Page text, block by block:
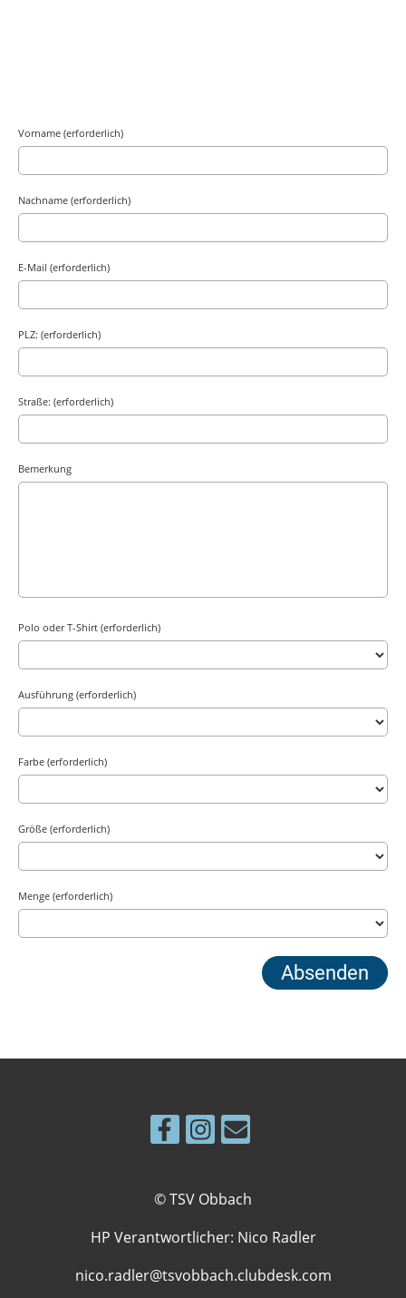
Vorname (erforderlich)
Nachname (erforderlich)
E-Mail (erforderlich)
PLZ: (erforderlich)
Straße: (erforderlich)
Bemerkung
Polo oder T-Shirt (erforderlich)
Ausführung (erforderlich)
Farbe (erforderlich)
Größe (erforderlich)
Menge (erforderlich)
© TSV Obbach
HP Verantwortlicher: Nico Radler
nico.radler@tsvobbach.clubdesk.com